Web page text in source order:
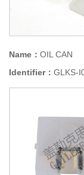
Name： OIL CAN
Identifier： GLKS-